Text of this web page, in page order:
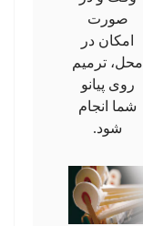
صورت
امکان در
محل، ترمیم
روی پیانو
شما انجام
شود.